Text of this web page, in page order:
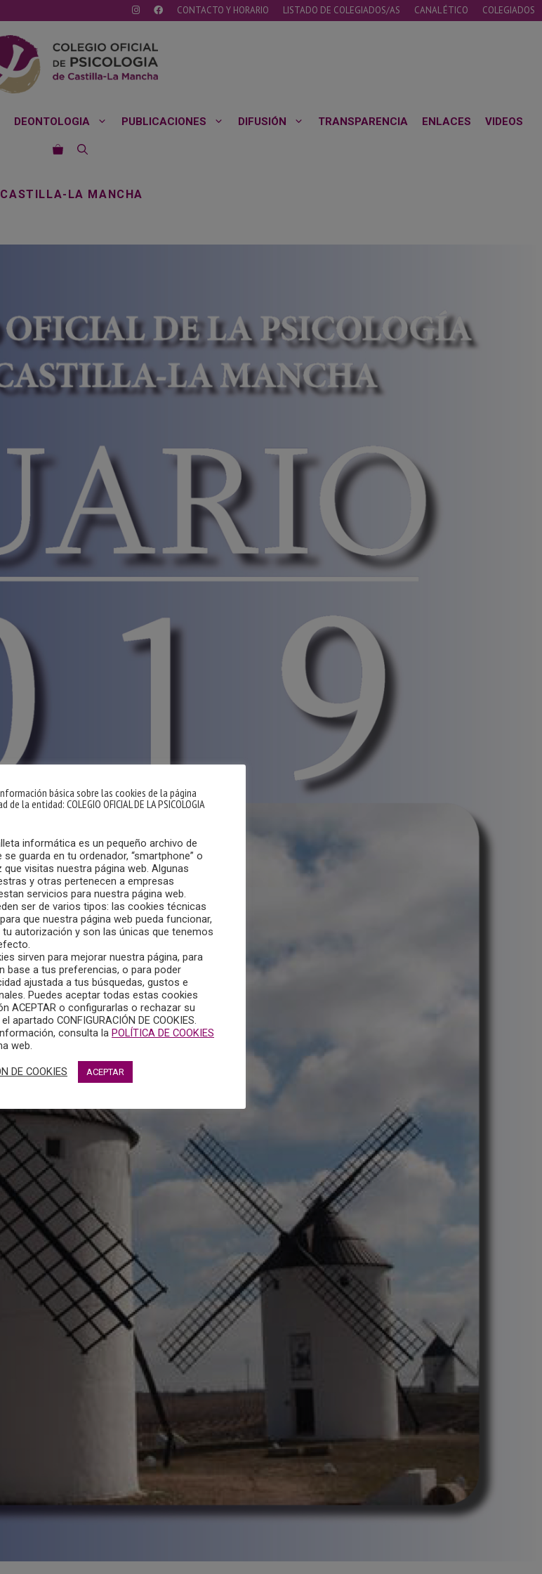
CONTACTO Y HORARIO LISTADO DE COLEGIADOS/AS CANAL ÉTICO COLEGIADOS
DEONTOLOGIA PUBLICACIONES DIFUSIÓN TRANSPARENCIA ENLACES VIDEOS
LA MANCHA
básica sobre las cookies de la página
la entidad: COLEGIO OFICIAL DE LA PSICOLOGIA
informática es un pequeño archivo de
guarda en tu ordenador, “smartphone” o
que visitas nuestra página web. Algunas
y otras pertenecen a empresas
servicios para nuestra página web.
ser de varios tipos: las cookies técnicas
que nuestra página web pueda funcionar,
autorización y son las únicas que tenemos
sirven para mejorar nuestra página, para
base a tus preferencias, o para poder
ajustada a tus búsquedas, gustos e
Puedes aceptar todas estas cookies
ACEPTAR o configurarlas o rechazar su
apartado CONFIGURACIÓN DE COOKIES.
consulta la POLÍTICA DE COOKIES
web.
DE COOKIES ACEPTAR